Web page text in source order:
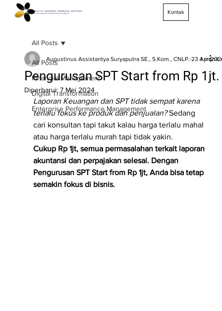
Kontak
All Posts
Financial Management
Digital Transformation
Enterprise Performance Management
All Posts
Pengurusan SPT Start from Rp 1jt.
Augustinus Assistantya Suryaputra SE., S.Kom., CNLP. 23 Apr1 menit
Diperbarui:7 Mei 2024
Laporan Keuangan dan SPT tidak sempat karena
terlalu fokus ke produk dan penjualan? Sedang
cari konsultan tapi takut kalau harga terlalu mahal
atau harga terlalu murah tapi tidak yakin.
Cukup Rp 1jt, semua permasalahan terkait laporan
akuntansi dan perpajakan selesai. Dengan
Pengurusan SPT Start from Rp 1jt, Anda bisa tetap
semakin fokus di bisnis.